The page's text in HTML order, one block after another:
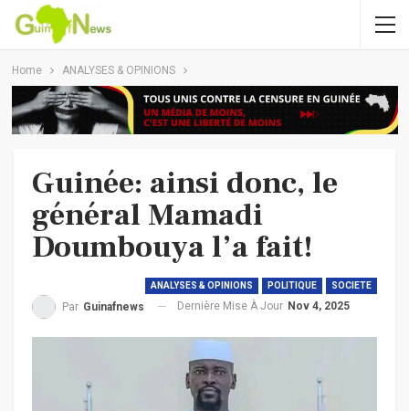
Home ANALYSES & OPINIONS
Guinée: ainsi donc, le
général Mamadi
Doumbouya l’a fait!
ANALYSES & OPINIONS POLITIQUE SOCIETE
Par Guinafnews Dernière Mise À Jour Nov 4, 2025